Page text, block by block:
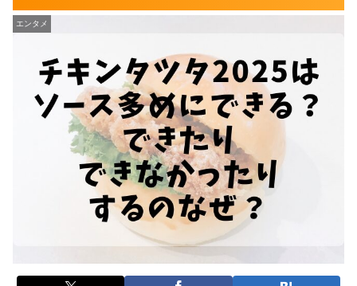
エンタメ